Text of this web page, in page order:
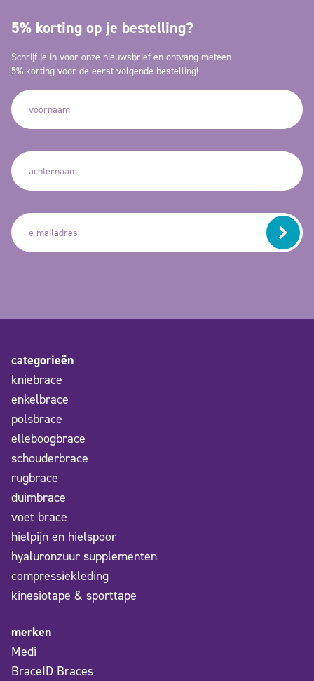
5% korting op je bestelling?
Schrijf je in voor onze nieuwsbrief en ontvang meteen
5% korting voor de eerst volgende bestelling!
categorieën
kniebrace
enkelbrace
polsbrace
elleboogbrace
schouderbrace
rugbrace
duimbrace
voet brace
hielpijn en hielspoor
hyaluronzuur supplementen
compressiekleding
kinesiotape & sporttape
merken
Medi
BraceID Braces